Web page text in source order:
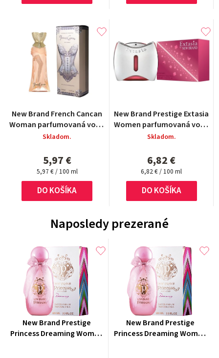
New Brand French Cancan
Woman parfumovaná voda
100 ml
Skladom.
5,97 €
Jednotková
cena:
5,97 € / 100 ml
DO KOŠÍKA
New Brand Prestige Extasia
Women parfumovaná voda
100 ml
Skladom.
6,82 €
Jednotková
cena:
6,82 € / 100 ml
DO KOŠÍKA
Naposledy prezerané
New Brand Prestige
Princess Dreaming Woman
New Brand Prestige
Princess Dreaming Woman